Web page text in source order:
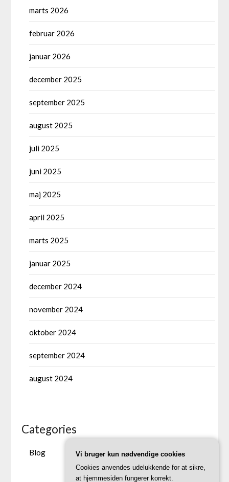
marts 2026
februar 2026
januar 2026
december 2025
september 2025
august 2025
juli 2025
juni 2025
maj 2025
april 2025
marts 2025
januar 2025
december 2024
november 2024
oktober 2024
september 2024
august 2024
Categories
Blog
Vi bruger kun nødvendige cookies
Cookies anvendes udelukkende for at sikre,
at hjemmesiden fungerer korrekt.